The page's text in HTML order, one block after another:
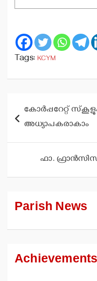
Tags: KCYM
navigation
കോര്‍പ്പറേറ്റ്
അധ്യാപകരാകാം
ഫാ. ഫ്രാന്‍സിസ്
Parish News
Achievements